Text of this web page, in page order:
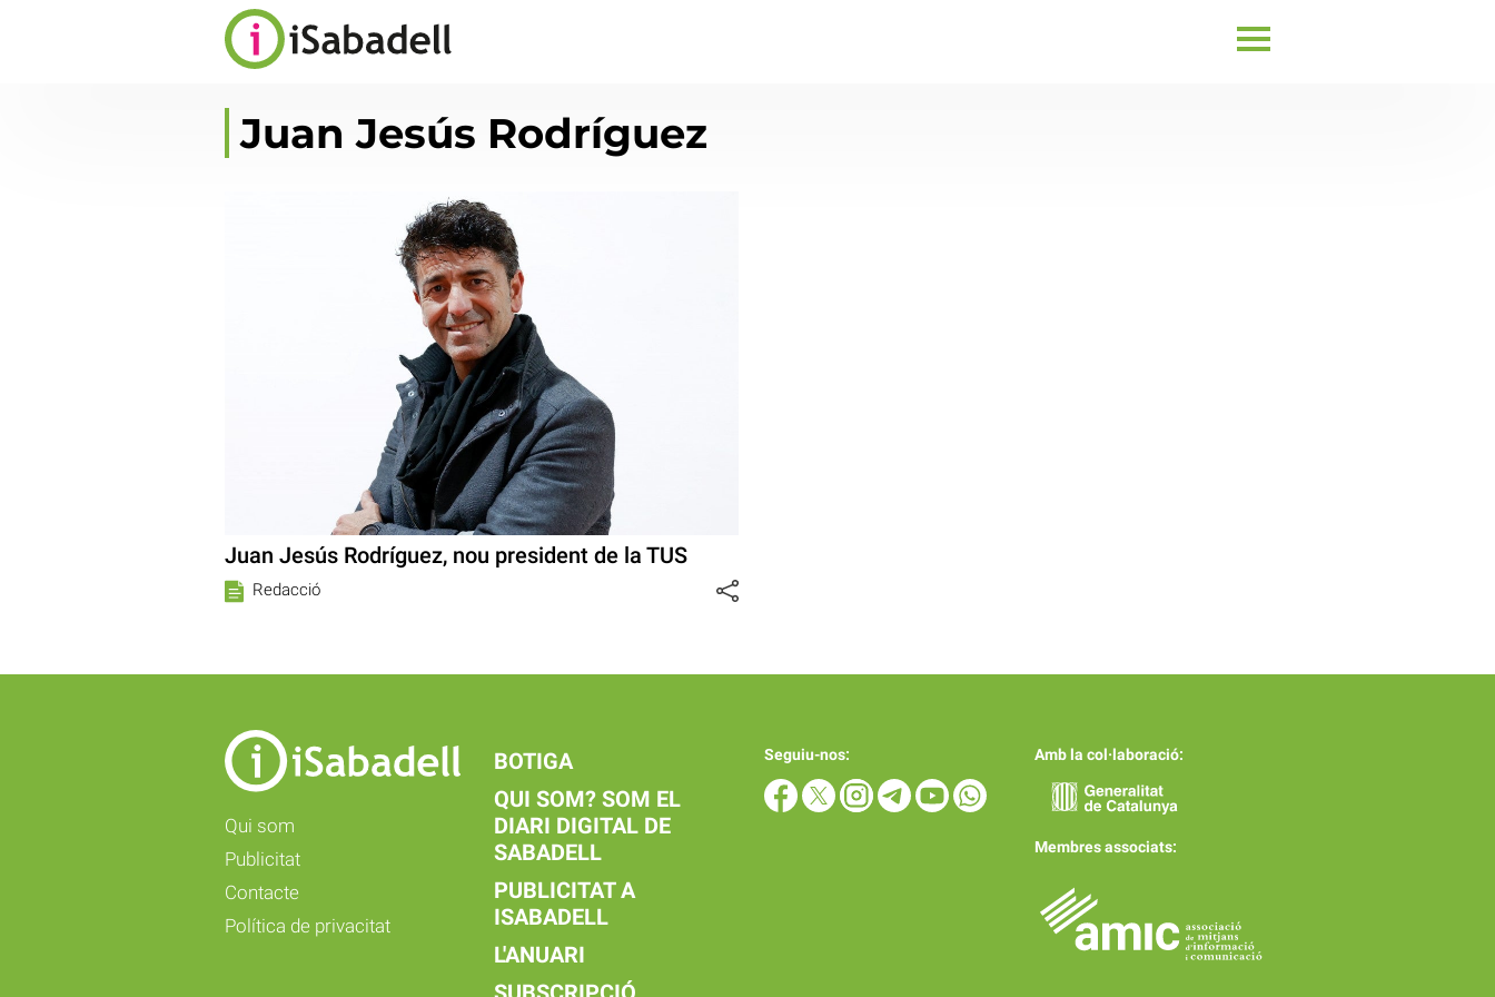
Juan Jesús Rodríguez
Juan Jesús Rodríguez, nou president de la TUS
Redacció
Qui som
Publicitat
Contacte
Política de privacitat
BOTIGA
QUI SOM? SOM EL
DIARI DIGITAL DE
SABADELL
PUBLICITAT A
ISABADELL
L'ANUARI
Seguiu-nos: Amb la col·laboració:
Membres associats: